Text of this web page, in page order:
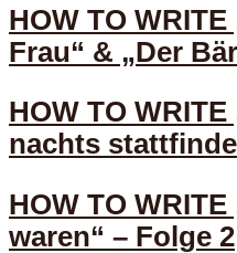
HOW TO
Frau“ & „Der
HOW TO
nachts
HOW TO
waren“ – Folge 2